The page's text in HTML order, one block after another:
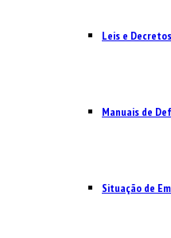
Leis e Decretos
Manuais de
Situação de